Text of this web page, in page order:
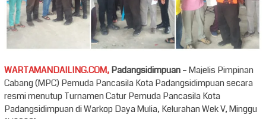
WARTAMANDAILING.COM,Padangsidimpuan– Majelis Pimpinan
Cabang (MPC) Pemuda Pancasila Kota Padangsidimpuan secara
resmi menutup Turnamen Catur Pemuda Pancasila Kota
Padangsidimpuan di Warkop Daya Mulia, Kelurahan Wek V, Minggu